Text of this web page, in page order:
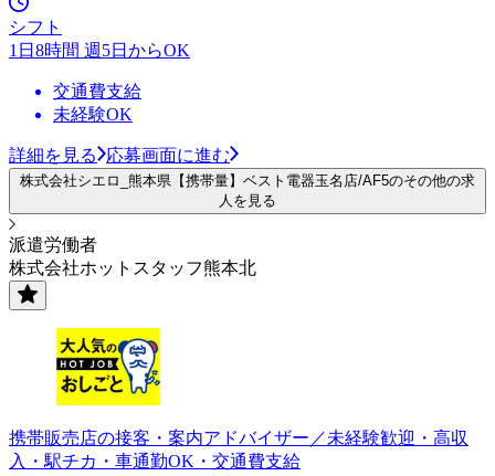
シフト
1日8時間 週5日からOK
交通費支給
未経験OK
詳細を見る 応募画面に進む
株式会社シエロ_熊本県【携帯量】ベスト電器玉名店/AF5のその他の求
人を見る
派遣労働者
株式会社ホットスタッフ熊本北
携帯販売店の接客・案内アドバイザー／未経験歓迎・高収
入・駅チカ・車通勤OK・交通費支給